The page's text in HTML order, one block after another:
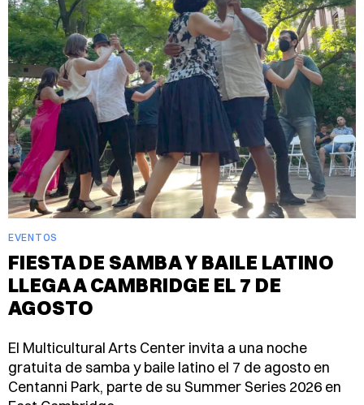
EVENTOS
FIESTA DE SAMBA Y BAILE LATINO
LLEGA A CAMBRIDGE EL 7 DE
AGOSTO
El Multicultural Arts Center invita a una noche
gratuita de samba y baile latino el 7 de agosto en
Centanni Park, parte de su Summer Series 2026 en